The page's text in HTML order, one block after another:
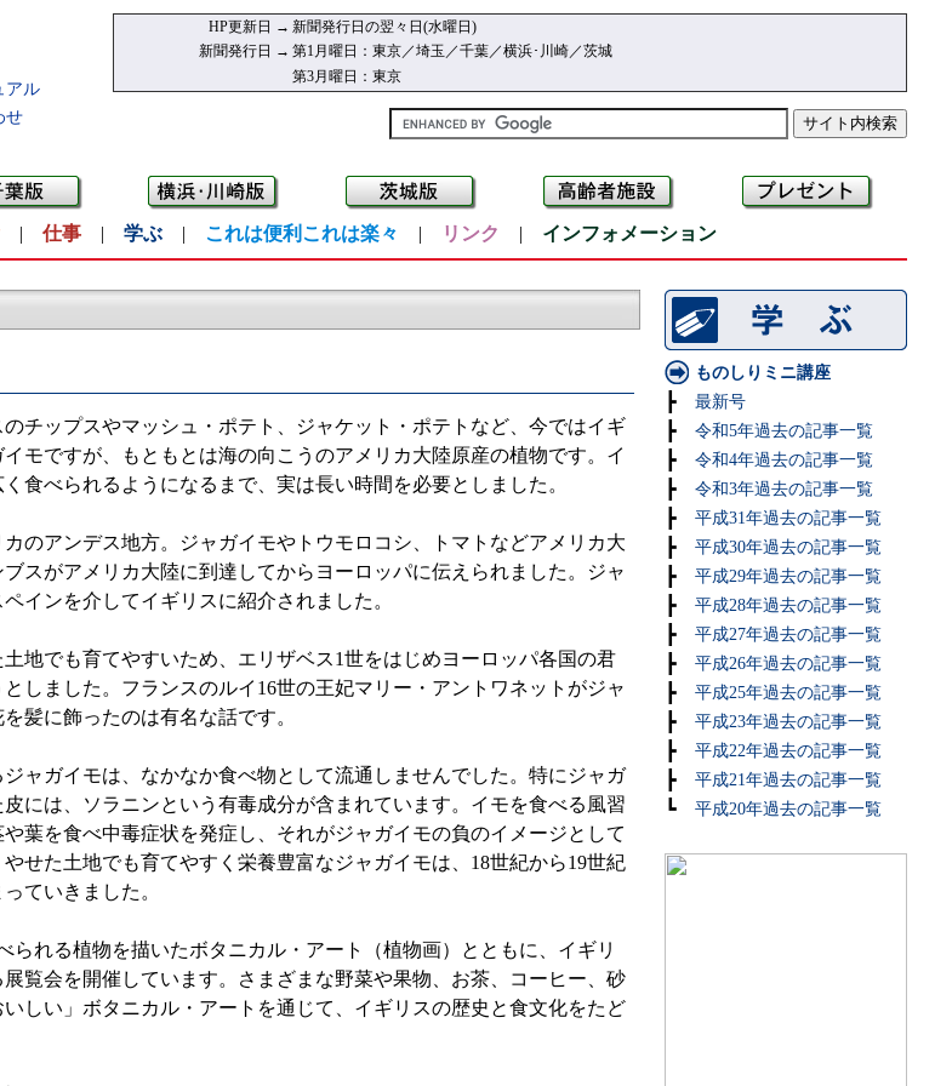
アル
せ
HP更新日 → 新聞発行日の翌々日(水曜日)
新聞発行日 → 第1月曜日：東京／埼玉／千葉／横浜･川崎／茨城
第3月曜日：東京
| 仕事 | 学ぶ | これは便利これは楽々 | リンク | インフォメーション
チップスやマッシュ・ポテト、ジャケット・ポテトなど、今ではイギ
モですが、もともとは海の向こうのアメリカ大陸原産の植物です。イ
食べられるようになるまで、実は長い時間を必要としました。
のアンデス地方。ジャガイモやトウモロコシ、トマトなどアメリカ大
スがアメリカ大陸に到達してからヨーロッパに伝えられました。ジャ
インを介してイギリスに紹介されました。
地でも育てやすいため、エリザベス1世をはじめヨーロッパ各国の君
しました。フランスのルイ16世の王妃マリー・アントワネットがジャ
髪に飾ったのは有名な話です。
ャガイモは、なかなか食べ物として流通しませんでした。特にジャガ
には、ソラニンという有毒成分が含まれています。イモを食べる風習
葉を食べ中毒症状を発症し、それがジャガイモの負のイメージとして
せた土地でも育てやすく栄養豊富なジャガイモは、18世紀から19世紀
ていきました。
れる植物を描いたボタニカル・アート（植物画）とともに、イギリ
覧会を開催しています。さまざまな野菜や果物、お茶、コーヒー、砂
しい」ボタニカル・アートを通じて、イギリスの歴史と食文化をたど
ものしりミニ講座
┣ 最新号
┣ 令和5年過去の記事一覧
┣ 令和4年過去の記事一覧
┣ 令和3年過去の記事一覧
┣ 平成31年過去の記事一覧
┣ 平成30年過去の記事一覧
┣ 平成29年過去の記事一覧
┣ 平成28年過去の記事一覧
┣ 平成27年過去の記事一覧
┣ 平成26年過去の記事一覧
┣ 平成25年過去の記事一覧
┣ 平成23年過去の記事一覧
┣ 平成22年過去の記事一覧
┣ 平成21年過去の記事一覧
┗ 平成20年過去の記事一覧